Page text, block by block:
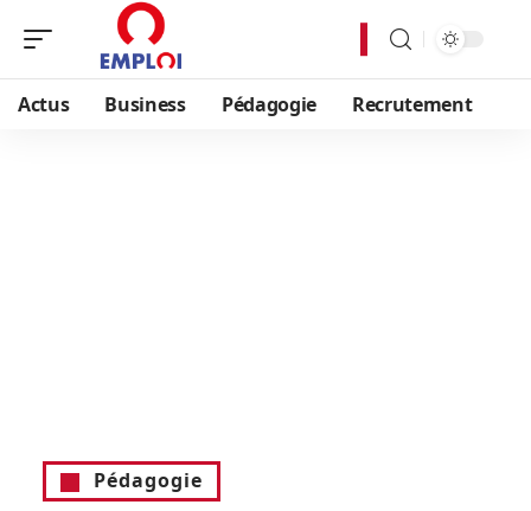
Actus Business Pédagogie Recrutement
Pédagogie